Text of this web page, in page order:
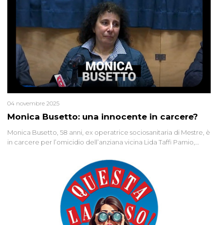
Monica Busetto: una innocente in carcere?
04 novembre 2025
Monica Busetto, 58 anni, ex operatrice sociosanitaria di Mestre, è
in carcere per l’omicidio dell’anziana vicina Lida Taffi Pamio,
minuscola su una collanina, Monica si proclama innocente. Nel
2015 un’altra donna confessa lo stesso delitto, poi ritratta. Due
colpevoli per un solo omicidio: errore giudiziario o giustizia